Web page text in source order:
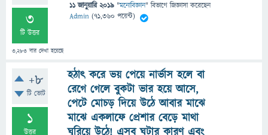
3
টি উত্তর
3,283 বার দেখা হয়েছে
11 জানুয়ারি 2019 "মনোবিজ্ঞান" বিভাগে জিজ্ঞাসাকরেছেন
Admin (71,360 পয়েন্ট)
+8
টি ভোট
1
উত্তর
হঠাৎ করে ভয় পেয়ে নার্ভাস হলে বা
রেগে গেলে বুকটা ভার হয়ে আসে,
পেটে মোচড় দিয়ে উঠে আবার মাঝে
মাঝে একলাফে প্রেশার বেড়ে মাথা